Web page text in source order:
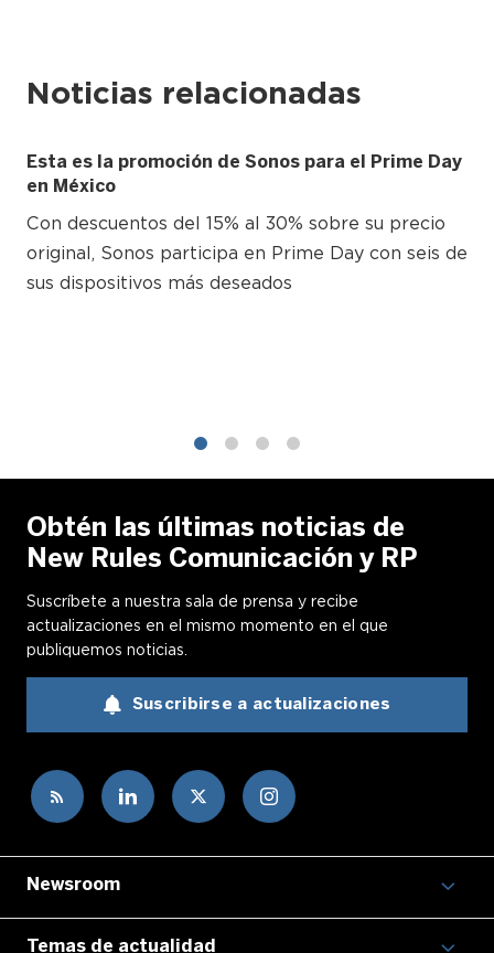
Noticias relacionadas
Esta es la promoción de Sonos para el Prime Day
en México
Con descuentos del 15% al 30% sobre su precio
original, Sonos participa en Prime Day con seis de
sus dispositivos más deseados
Obtén las últimas noticias de
New Rules Comunicación y RP
Suscríbete a nuestra sala de prensa y recibe
actualizaciones en el mismo momento en el que
publiquemos noticias.
Suscribirse a actualizaciones
Newsroom
Temas de actualidad